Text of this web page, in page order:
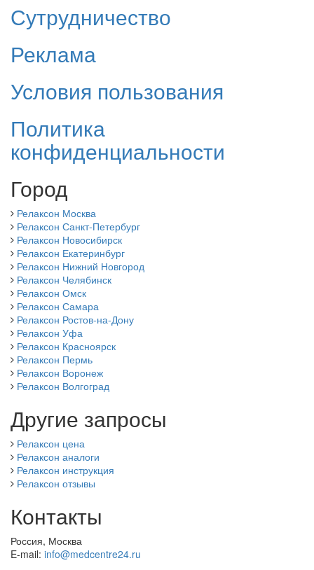
Сутрудничество
Реклама
Условия пользования
Политика
конфиденциальности
Город
Релаксон Москва
Релаксон Санкт-Петербург
Релаксон Новосибирск
Релаксон Екатеринбург
Релаксон Нижний Новгород
Релаксон Челябинск
Релаксон Омск
Релаксон Самара
Релаксон Ростов-на-Дону
Релаксон Уфа
Релаксон Красноярск
Релаксон Пермь
Релаксон Воронеж
Релаксон Волгоград
Другие запросы
Релаксон цена
Релаксон аналоги
Релаксон инструкция
Релаксон отзывы
Контакты
Россия, Москва
E-mail: info@medcentre24.ru